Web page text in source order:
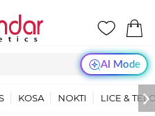
AI Mode
KOSA NOKTI LICE &